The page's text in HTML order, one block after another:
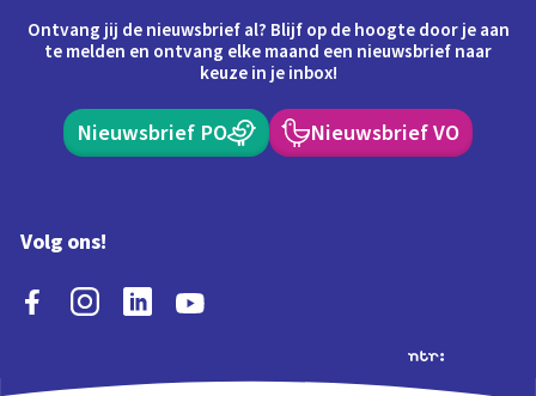
Ontvang jij de nieuwsbrief al? Blijf op de hoogte door je aan
te melden en ontvang elke maand een nieuwsbrief naar
keuze in je inbox!
Nieuwsbrief PO Nieuwsbrief VO
Volg ons!